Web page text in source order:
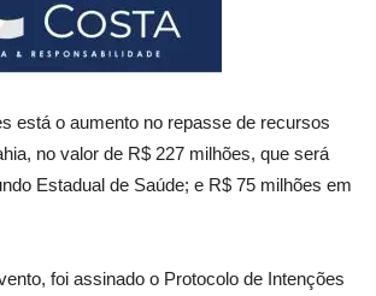
está o aumento no repasse de recursos
no valor de R$ 227 milhões, que será
Estadual de Saúde; e R$ 75 milhões em
foi assinado o Protocolo de Intenções